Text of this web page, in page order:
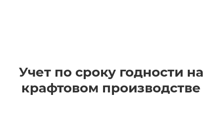
Учет по сроку годности на
крафтовом производстве